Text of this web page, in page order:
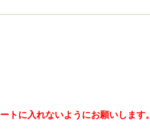
トに入れないようにお願いします。